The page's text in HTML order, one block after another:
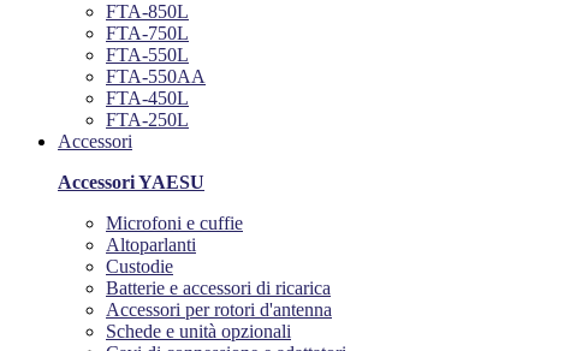
FTA-850L
FTA-750L
FTA-550L
FTA-550AA
FTA-450L
FTA-250L
Accessori
Accessori YAESU
Microfoni e cuffie
Altoparlanti
Custodie
Batterie e accessori di ricarica
Accessori per rotori d'antenna
Schede e unità opzionali